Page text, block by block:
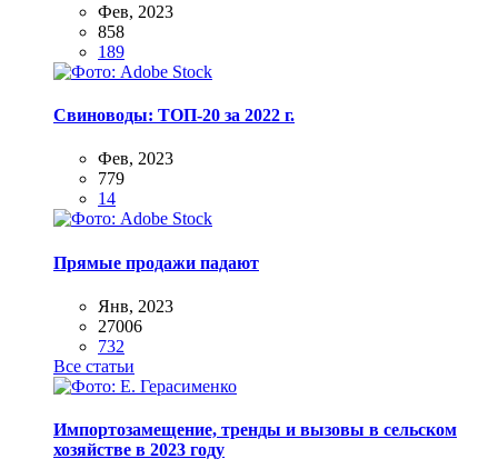
Фев, 2023
858
189
Свиноводы: ТОП-20 за 2022 г.
Фев, 2023
779
14
Прямые продажи падают
Янв, 2023
27006
732
Все статьи
Импортозамещение, тренды и вызовы в сельском
хозяйстве в 2023 году